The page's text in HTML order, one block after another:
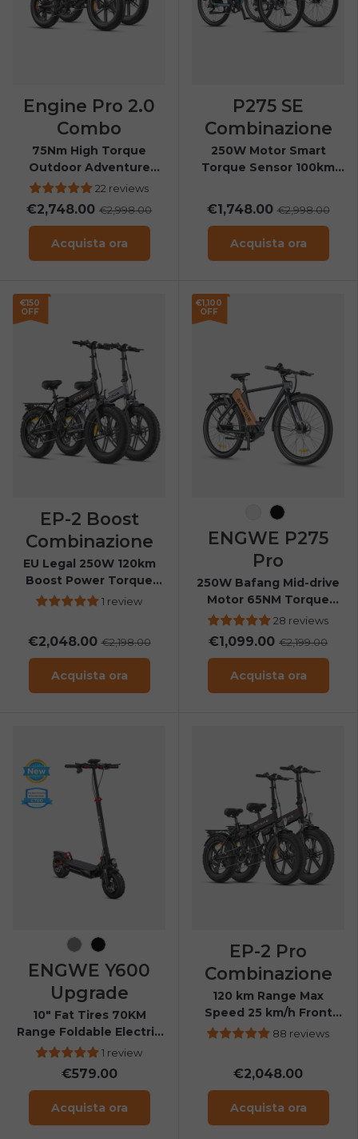
Engine Pro 2.0
Combo
75Nm High Torque
Outdoor Adventure
Folding E-bike
22 reviews
€2,748.00 €2,998.00
Acquista ora
P275 SE
Combinazione
250W Motor Smart
Torque Sensor 100km
E-Bike
€1,748.00€2,998.00
Acquista ora
€150
OFF
EP-2 Boost
Combinazione
EU Legal 250W 120km
Boost Power Torque
Sensor All-Terrain E-Bike
1 review
€2,048.00€2,198.00
Acquista ora
€1,100
OFF
Nero-Arancio
Nero
ENGWE P275
Pro
250W Bafang Mid-drive
Motor 65NM Torque
Step Over Commuter E-
bike
28 reviews
€1,099.00 €2,199.00
Acquista ora
ENGWE Y600
Upgrade
10" Fat Tires 70KM
Range Foldable Electric
Scooter1 review
€579.00
Acquista ora
EP-2 Pro
Combinazione
120 km Range Max
Speed 25 km/h Front
Suspension Foldable E-
88 reviews
€2,048.00
Acquista ora